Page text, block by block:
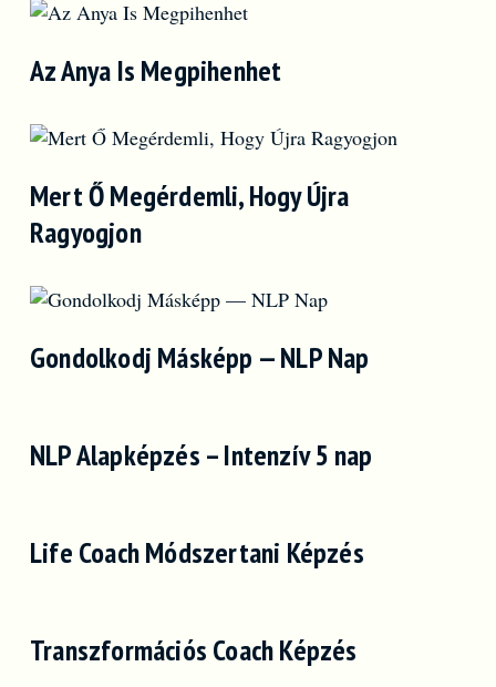
Az Anya Is Megpihenhet
Mert Ő Megérdemli, Hogy Újra
Ragyogjon
Gondolkodj Másképp — NLP Nap
NLP Alapképzés – Intenzív 5 nap
Life Coach Módszertani Képzés
Transzformációs Coach Képzés